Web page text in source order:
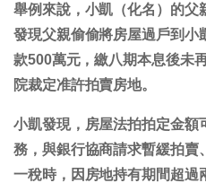
舉例來說，小凱（化名）的父
發現父親偷偷將房屋過戶到小
款500萬元，繳八期本息後未
院裁定准許拍賣房地。
小凱發現，房屋法拍拍定金額
務，與銀行協商請求暫緩拍賣
一稅時，因房地持有期間超過